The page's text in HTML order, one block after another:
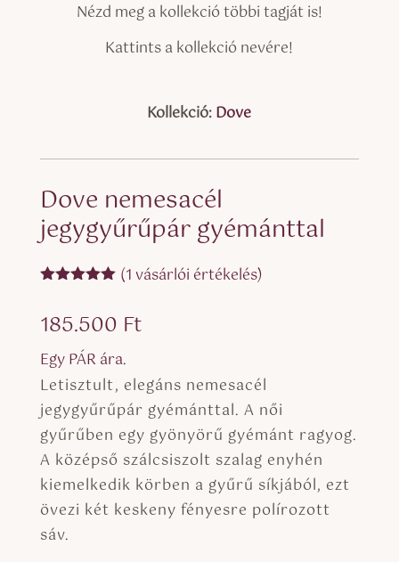
Nézd meg a kollekció többi tagját is!
Kattints a kollekció nevére!
Kollekció:Dove
Dove nemesacél
jegygyűrűpár gyémánttal
ből,
értékelés
alapján
(1vásárlói értékelés)
185.500 Ft
Egy PÁR ára.
Letisztult, elegáns nemesacél
jegygyűrűpár gyémánttal. A női
gyűrűben egy gyönyörű gyémánt ragyog.
A középső szálcsiszolt szalag enyhén
kiemelkedik körben a gyűrű síkjából, ezt
övezi két keskeny fényesre polírozott
sáv.